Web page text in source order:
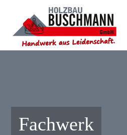
Fachwerk